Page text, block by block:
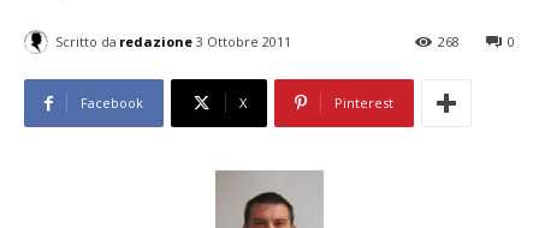
Scritto da redazione 3 Ottobre 2011 0
268
Facebook X Pinterest